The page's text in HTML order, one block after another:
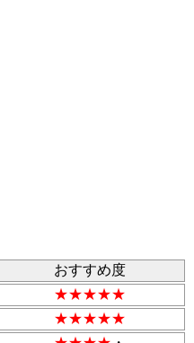
おすすめ度
★★★★★
★★★★★